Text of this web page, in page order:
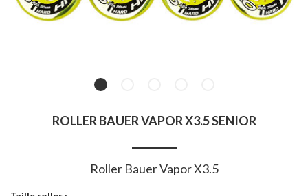
ROLLER BAUER VAPOR X3.5 SENIOR
Roller Bauer Vapor X3.5